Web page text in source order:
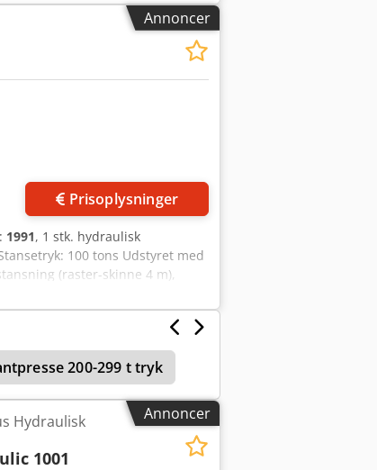
Annoncer
Prisoplysninger
1991, 1 stk. hydraulisk
100 tons Udstyret med
(raster-skinne 4 m),
H): 1930 x 780 x 1980 mm
Slsqef Slag: 0 - 70 slag
kg Brugt, funktionsdygtig
200-299 t tryk
Annoncer
Hydraulisk
1001